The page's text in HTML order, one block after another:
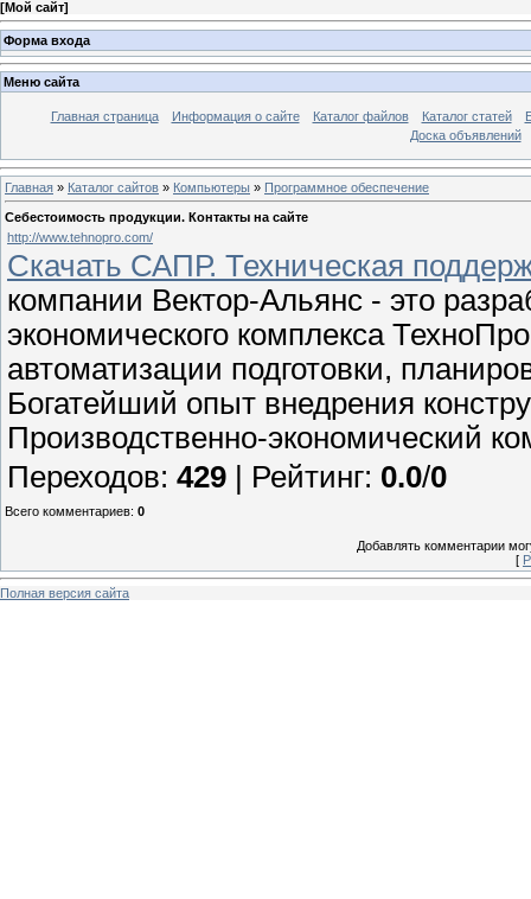
[Мой сайт]
Форма входа
Меню сайта
Главная страница Информация о сайте Каталог файлов Каталог статей
Доска объявлений
Главная » Каталог сайтов » Компьютеры » Программное обеспечение
Себестоимость продукции. Контакты на сайте
http://www.tehnopro.com/
Скачать САПР. Техническая
компании Вектор-Альянс - это
экономического комплекса
автоматизации подготовки,
Богатейший опыт внедрения
Производственно-экономический
Переходов: 429 | Рейтинг: 0.0/0
Всего комментариев: 0
Добавлять комментарии
[
Полная версия сайта